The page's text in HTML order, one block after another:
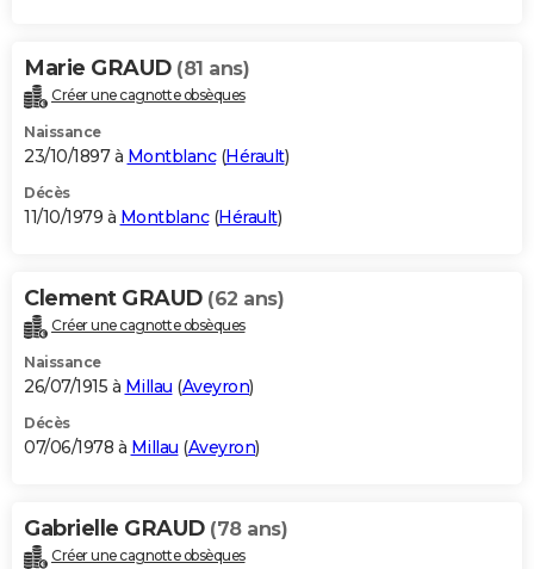
Marie GRAUD (81 ans)
Créer une cagnotte obsèques
Naissance
23/10/1897 à Montblanc(Hérault)
Décès
11/10/1979 à Montblanc(Hérault)
Clement GRAUD (62 ans)
Créer une cagnotte obsèques
Naissance
26/07/1915 à Millau (Aveyron)
Décès
07/06/1978 à Millau (Aveyron)
Gabrielle GRAUD (78 ans)
Créer une cagnotte obsèques